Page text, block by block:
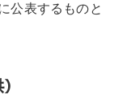
公表するものと